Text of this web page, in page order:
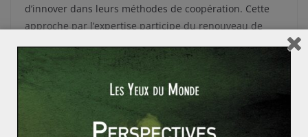
d’innover dans leurs méthodes de coopération. Cette
approche par l’expertise participe du renouveau de
politique fait face : la concurrence accrue des
organismes non gouvernementaux et la montée en
puissance des pays émergents comme bailleurs
internationaux. Le caractère géopolitique que revêt
l’APD est ainsi particulièrement marquant. En perte de